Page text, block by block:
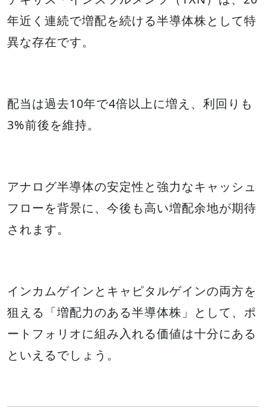
年近く連続で増配を続ける半導体株として特
異な存在です。
配当は過去10年で4倍以上に増え、利回りも
3%前後を維持。
アナログ半導体の安定性と強力なキャッシュ
フローを背景に、今後も高い増配余地が期待
されます。
インカムゲインとキャピタルゲインの両方を
狙える「増配力のある半導体株」として、ポ
ートフォリオに組み入れる価値は十分にある
といえるでしょう。